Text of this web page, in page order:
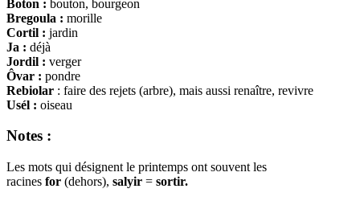
Boton : bouton, bourgeon
Bregoula : morille
Cortil : jardin
Ja : déjà
Jordil : verger
Ôvar : pondre
Rebiolar : faire des rejets (arbre), mais aussi renaître, revivre
Usél : oiseau
Notes :
Les mots qui désignent le printemps ont souvent les
racines for (dehors), salyir = sortir.